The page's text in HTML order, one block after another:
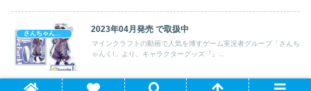
2023年04月発売 で取扱中
マインクラフトの動画で人気を博すゲーム実況者グループ「さんち
ゃんく!」より、キャラクターグッズ『』...